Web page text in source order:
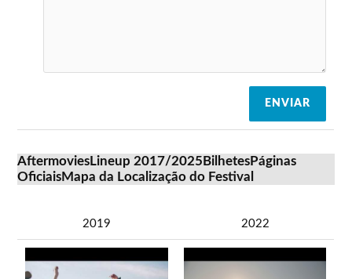
ENVIAR
AftermoviesLineup 2017/2025 BilhetesPáginas
OficiaisMapa da Localização do Festival
2019 2022